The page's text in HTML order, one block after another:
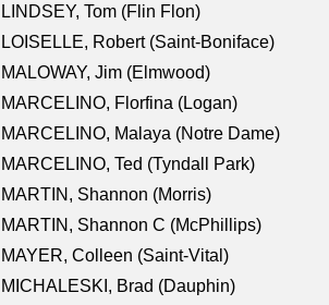
LINDSEY, Tom (Flin Flon)
LOISELLE, Robert (Saint-Boniface)
MALOWAY, Jim (Elmwood)
MARCELINO, Florfina (Logan)
MARCELINO, Malaya (Notre Dame)
MARCELINO, Ted (Tyndall Park)
MARTIN, Shannon (Morris)
MARTIN, Shannon C (McPhillips)
MAYER, Colleen (Saint-Vital)
MICHALESKI, Brad (Dauphin)